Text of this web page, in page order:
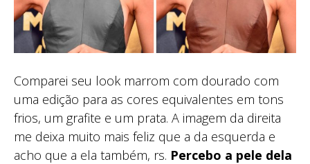
Comparei seu look marrom com dourado com
uma edição para as cores equivalentes em tons
frios, um grafite e um prata. A imagem da direita
me deixa muito mais feliz que a da esquerda e
acho que a ela também, rs. Percebo a pele dela